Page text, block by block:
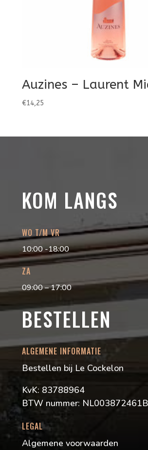
Auzines – Laurent
€14,25
KOM LANGS
WO T/M VR
10:00 -18:00
ZA
09:00 – 17:00
BESTELLEN
ALGEMENE INFORMATIE
Bestellen bij Le Cockelon
KvK: 83788964
BTW nummer:
LEGAL
Algemene voorwaarden